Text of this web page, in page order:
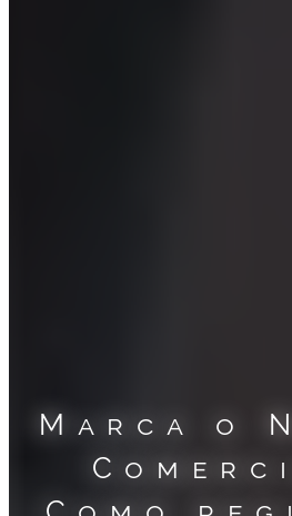
Marca o